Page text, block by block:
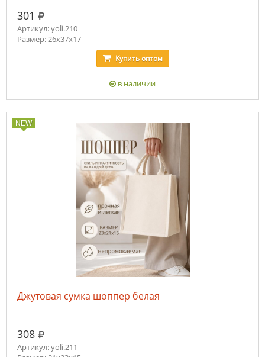
301 руб.
Артикул: yoli.210
Размер: 26x37x17
Купитьоптом
в наличии
NEW
Джутовая сумка шоппер белая
308 руб.
Артикул: yoli.211